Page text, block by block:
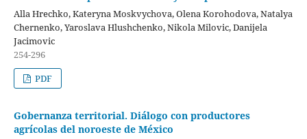
Alla Hrechko, Kateryna Moskvуchova, Olena Korohodova, Natalya
Chernenko, Yaroslava Hlushchenko, Nikola Milovic, Danijela
Jacimovic
254-296
PDF
Gobernanza territorial. Diálogo con productores
agrícolas del noroeste de México